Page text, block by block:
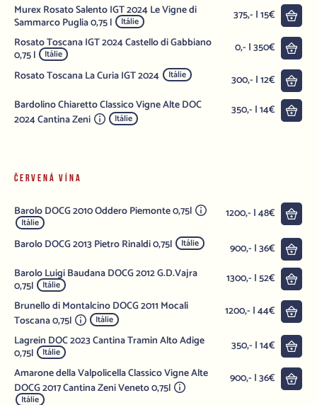
Murex Rosato Salento IGT 2024 Le Vigne di
Sammarco Puglia 0,75 l Itálie 375,- | 15€
Rosato Toscana IGT 2024 Castello di Gabbiano
0,75 l Itálie 0,- | 350€
Rosato Toscana La Curia IGT 2024 Itálie 300,- | 12€
Bardolino Chiaretto Classico Vigne Alte DOC
2024 Cantina Zeni
Itálie
350,- | 14€
ČERVENÁ VÍNA
Barolo DOCG 2010 Oddero Piemonte 0,75l
Itálie
1200,- | 48€
Barolo DOCG 2013 Pietro Rinaldi 0,75l Itálie 900,- | 36€
Barolo Luigi Baudana DOCG 2012 G.D.Vajra
0,75l Itálie 1300,- | 52€
Brunello di Montalcino DOCG 2011 Mocali
Toscana 0,75l
Itálie
1200,- | 44€
Lagrein DOC 2023 Cantina Tramin Alto Adige
0,75l Itálie 350,- | 14€
Amarone della Valpolicella Classico Vigne Alte
DOCG 2017 Cantina Zeni Veneto 0,75l
Itálie
900,- | 36€